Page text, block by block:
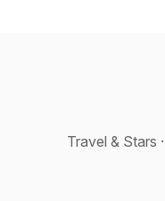
Travel & Stars